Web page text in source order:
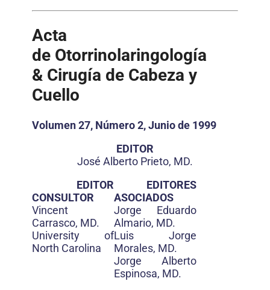
Acta
de Otorrinolaringología
& Cirugía de Cabeza y
Cuello
Volumen 27, Número 2, Junio de 1999
EDITOR
José Alberto Prieto, MD.
EDITOR
CONSULTOR
Vincent
Carrasco, MD.
University of
North Carolina
EDITORES
ASOCIADOS
Jorge Eduardo
Almario, MD.
Luis Jorge
Morales, MD.
Jorge Alberto
Espinosa, MD.